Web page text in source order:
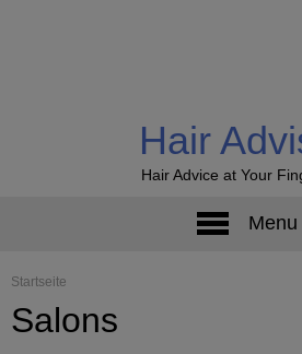
Hair
Hair Advice at Your
Menu
Startseite
Salons